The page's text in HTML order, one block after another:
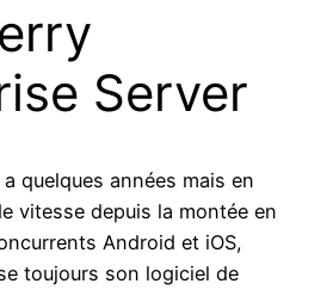
Server
quelques années mais en
vitesse depuis la montée en
Android et iOS,
toujours son logiciel de